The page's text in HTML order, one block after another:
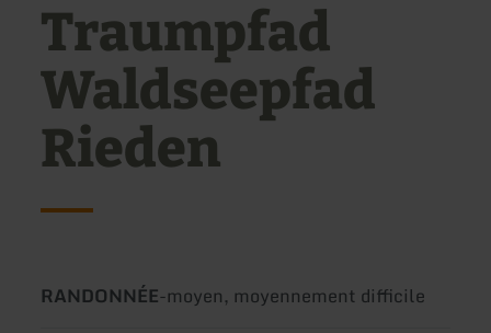
Traumpfad
Waldseepfad
Rieden
Type
RANDONNÉE-Difficulté:
moyen, moyennement difficile